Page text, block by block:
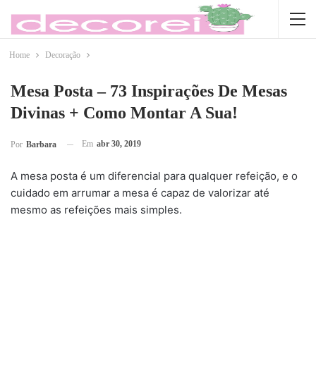
Home Decoração
Mesa Posta – 73 Inspirações De Mesas
Divinas + Como Montar A Sua!
Por Barbara Em abr 30, 2019
A mesa posta é um diferencial para qualquer refeição, e o
cuidado em arrumar a mesa é capaz de valorizar até
mesmo as refeições mais simples.